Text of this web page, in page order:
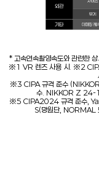
* 고속연속촬영속도와 관련한
※1 VR 렌즈 사용 시. ※2
※3 CIPA 규격 준수
수. NIKKOR Z 24-
※5 CIPA2024 규격 준수,
S(망원단, NORMAL